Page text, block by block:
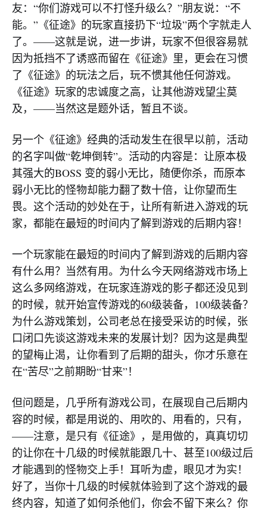
友：“你们游戏可以不打怪升级么？”朋友说：“不
能。”《征途》的玩家直接扔下“垃圾”两个字就走人
了。——这就是说，进一步讲，玩家不但很容易就
因为抵挡不了诱惑而留在《征途》里，更会在习惯
了《征途》的玩法之后，玩不惯其他任何游戏。
《征途》玩家的忠诚度之高，让其他游戏望尘莫
及，——当然这是题外话，暂且不谈。
另一个《征途》经典的活动发生在很早以前，活动
的名字叫做“乾坤倒转”。活动的内容是：让原本极
其强大的BOSS 变的弱小无比，随便你杀，而原本
弱小无比的怪物却能力翻了数十倍，让你望而生
畏。这个活动的妙处在于，让所有新进入游戏的玩
家，都能在最短的时间内了解到游戏的后期内容！
一个玩家能在最短的时间内了解到游戏的后期内容
有什么用？当然有用。为什么今天网络游戏市场上
这么多网络游戏，在玩家连游戏的影子都还没见到
的时候，就开始宣传游戏的60级装备，100级装备？
为什么游戏策划，公司老总在接受采访的时候，张
口闭口先谈这游戏未来的发展计划？因为这是典型
的望梅止渴，让你看到了后期的甜头，你才乐意在
在“苦尽”之前期盼“甘来”！
但问题是，几乎所有游戏公司，在展现自己后期内
容的时候，都是用说的、用吹的、用看的，只有，
——注意，是只有《征途》，是用做的，真真切切
的让你在十几级的时候就能跟几十、甚至100级过后
才能遇到的怪物交上手！耳听为虚，眼见才为实！
好了，当你十几级的时候就体验到了这个游戏的最
终内容，知道了如何杀他们，你会不留下来么？你